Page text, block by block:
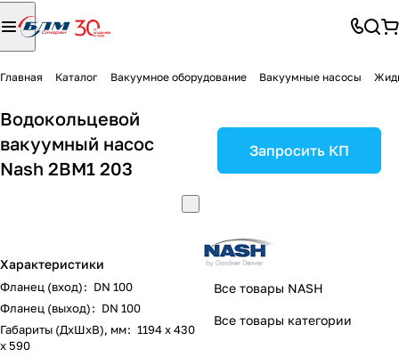
Главная Каталог Вакуумное оборудование Вакуумные насосы
Водокольцевой
вакуумный насос
Nash 2BM1 203
Характеристики
Фланец (вход): DN 100
Фланец (выход): DN 100
Габариты (ДxШxВ), мм: 1194 х 430
х 590
Запросить КП
Все товары NASH
Все товары категории